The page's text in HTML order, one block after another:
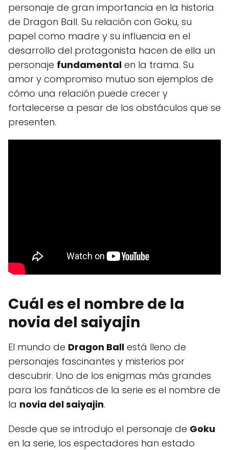
personaje de gran importancia en la historia
de Dragon Ball. Su relación con Goku, su
papel como madre y su influencia en el
desarrollo del protagonista hacen de ella un
personaje fundamental en la trama. Su
amor y compromiso mutuo son ejemplos de
cómo una relación puede crecer y
fortalecerse a pesar de los obstáculos que se
presenten.
Cuál es el nombre de la
novia del saiyajin
El mundo de Dragon Ball está lleno de
personajes fascinantes y misterios por
descubrir. Uno de los enigmas más grandes
para los fanáticos de la serie es el nombre de
la novia del saiyajin.
Desde que se introdujo el personaje de Goku
en la serie, los espectadores han estado